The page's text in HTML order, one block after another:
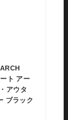
ト アー
アウタ
ブラック